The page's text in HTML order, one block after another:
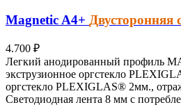
Magnetic A4+ Двусторонняя
4.700 ₽
Легкий анодированный профиль
экструзионное оргстекло
оргстекло PLEXIGLAS® 2мм.,
Светодиодная лента 8 мм с